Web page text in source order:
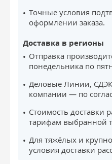
Точные условия
оформлении заказа.
Доставка в регионы
Отправка
понедельника по
Деловые Линии,
компании — по
Стоимость доставки
тарифам выбранной
Для тяжёлых и
условия доставки